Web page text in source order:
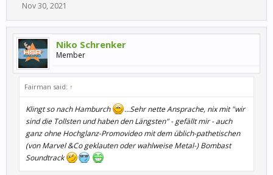
Nov 30, 2021
Niko Schrenker
Member
Fairman said: ↑
Klingt so nach Hamburch
...Sehr nette Ansprache, nix mit "wir
sind die Tollsten und haben den Längsten" - gefällt mir - auch
ganz ohne Hochglanz-Promovideo mit dem üblich-pathetischen
(von Marvel &Co geklauten oder wahlweise Metal-) Bombast
Soundtrack